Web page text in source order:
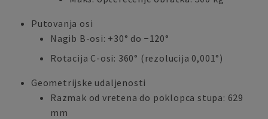
Putovanja osi
Nagib B-osi: +30° do −120°
Rotacija C-osi: 360° (rezolucija 0,001°)
Geometrijske udaljenosti
Razmak od vretena do poklopca stupa: 629
mm